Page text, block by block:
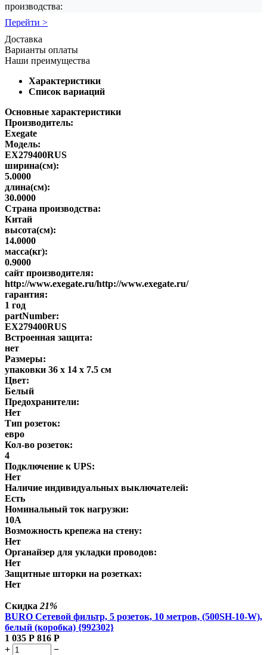
производства:
Перейти >
Доставка
Варианты оплаты
Наши преимущества
Характеристики
Список вариаций
Основные характеристики
Производитель:
Exegate
Модель:
EX279400RUS
ширина(см):
5.0000
длина(см):
30.0000
Страна производства:
Китай
высота(см):
14.0000
масса(кг):
0.9000
сайт производителя:
http://www.exegate.ru/http://www.exegate.ru/
гарантия:
1 год
partNumber:
EX279400RUS
Встроенная защита:
нет
Размеры:
упаковки 36 x 14 x 7.5 см
Цвет:
Белый
Предохранители:
Нет
Тип розеток:
евро
Кол-во розеток:
4
Подключение к UPS:
Нет
Наличие индивидуальных выключателей:
Есть
Номинальный ток нагрузки:
10А
Возможность крепежа на стену:
Нет
Органайзер для укладки проводов:
Нет
Защитные шторки на розетках:
Нет
Скидка 21%
BURO Сетевой фильтр, 5 розеток, 10 метров, (500SH-10-W),
белый (коробка) {992302}
1 035 Р 816 Р
+
−